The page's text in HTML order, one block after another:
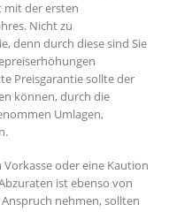
mit der ersten
Nicht zu
denn durch diese sind Sie
Preisgarantie sollte der
können, durch die
Umlagen,
oder eine Kaution
ist ebenso von
nehmen, sollten